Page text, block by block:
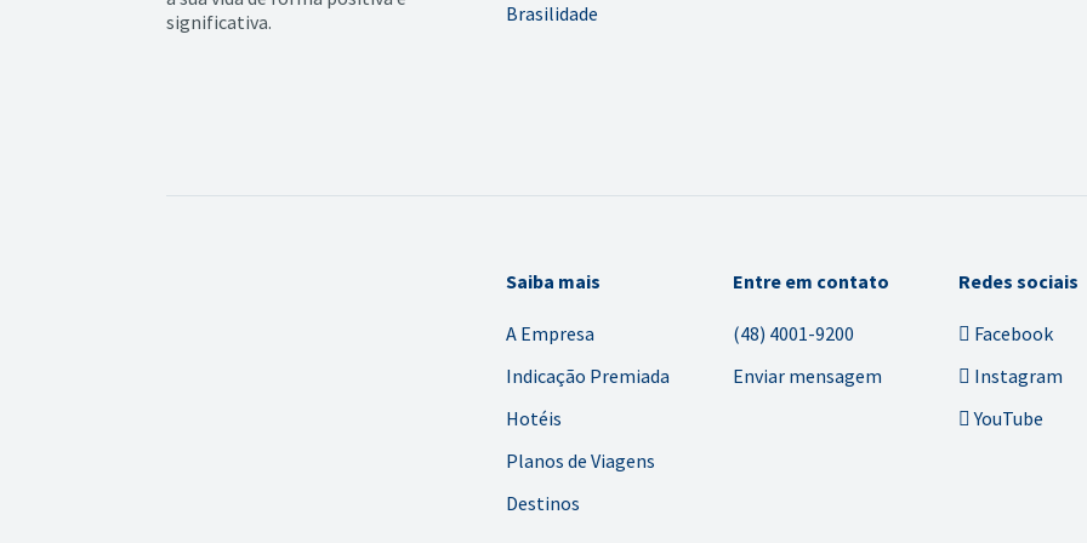
significativa.
Brasilidade
Saiba mais
A Empresa
Indicação Premiada
Hotéis
Planos de Viagens
Destinos
Entre em contato
(48) 4001-9200
Enviar mensagem
Redes sociais
Facebook
Instagram
YouTube